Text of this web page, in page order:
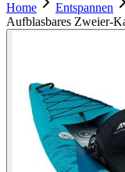
Home Entspannen
Aufblasbares Zweier-